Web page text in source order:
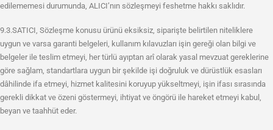
edilememesi durumunda, ALICI’nın sözleşmeyi feshetme hakkı saklıdır.
9.3.SATICI, Sözleşme konusu ürünü eksiksiz, siparişte belirtilen niteliklere
uygun ve varsa garanti belgeleri, kullanım kılavuzları işin gereği olan bilgi ve
belgeler ile teslim etmeyi, her türlü ayıptan arî olarak yasal mevzuat gereklerine
göre sağlam, standartlara uygun bir şekilde işi doğruluk ve dürüstlük esasları
dâhilinde ifa etmeyi, hizmet kalitesini koruyup yükseltmeyi, işin ifası sırasında
gerekli dikkat ve özeni göstermeyi, ihtiyat ve öngörü ile hareket etmeyi kabul,
beyan ve taahhüt eder.